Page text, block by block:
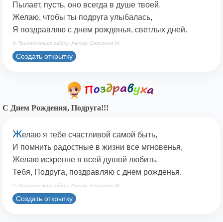
Пылает, пусть, оно всегда в душе твоей,
Желаю, чтобы ты подруга улыбалась,
Я поздравляю с днем рожденья, светлых дней.
© Принадлежит сайту. Автор: Берсанов М.
Создать открытку
С Днем Рождения, Подруга!!!
Желаю я тебе счастливой самой быть,
И помнить радостные в жизни все мгновенья,
Желаю искренне я всей душой любить,
Тебя, Подруга, поздравляю с днем рожденья.
© Принадлежит сайту. Автор: Берсанов М.
Создать открытку